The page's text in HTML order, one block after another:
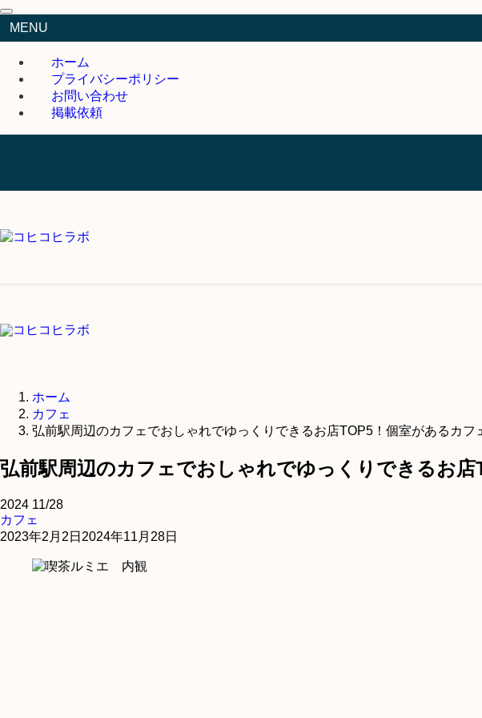
MENU
ホーム
プライバシーポリシー
お問い合わせ
掲載依頼
ホーム
カフェ
弘前駅周辺のカフェでおしゃれでゆっくりできるお店TOP5！個室があるカフ
弘前駅周辺のカフェでおしゃれでゆっくりできるお店
2024 11/28
カフェ
2023年2月2日 2024年11月28日